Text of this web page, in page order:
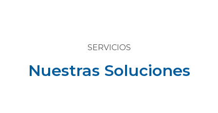
SERVICIOS
Nuestras Soluciones